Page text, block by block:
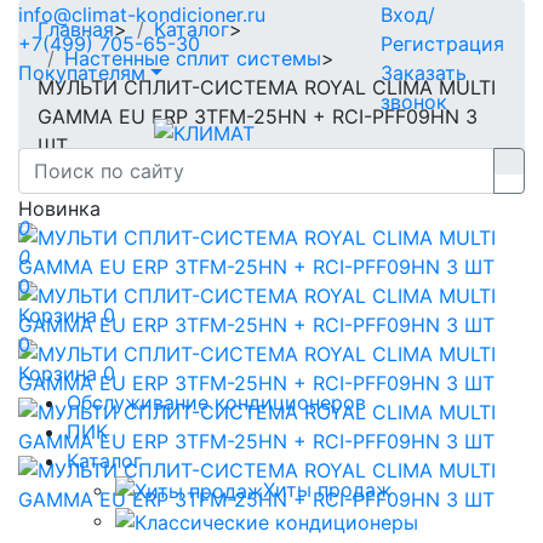
info@climat-kondicioner.ru
+7(499) 705-65-30
Покупателям
Вход/
Регистрация
Заказать
звонок
0
0
0
Корзина 0
0
Корзина 0
Обслуживание кондиционеров
ПИК
Каталог
Хиты продаж
Главная> Каталог>
Настенные сплит системы>
МУЛЬТИ СПЛИТ-СИСТЕМА ROYAL CLIMA MULTI
GAMMA EU ERP 3TFM-25HN + RCI-PFF09HN 3
ШТ
Новинка